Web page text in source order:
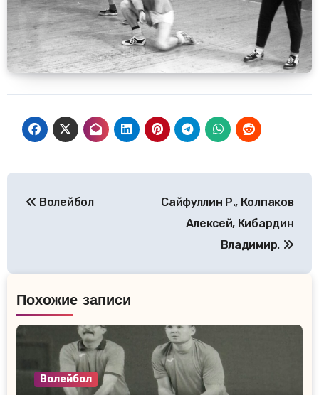
Волейбол
Сайфуллин Р., Колпаков
Алексей, Кибардин
Владимир.
Похожие записи
Волейбол